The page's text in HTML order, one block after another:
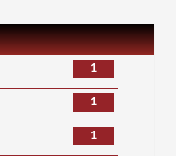
1
1
1